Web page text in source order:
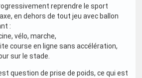
reprendre le sport
en dehors de tout jeu avec ballon
:
vélo, marche,
course en ligne sans accélération,
sur le stade.
question de prise de poids, ce qui est